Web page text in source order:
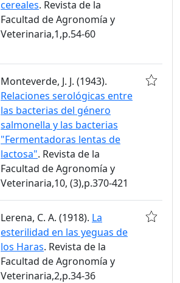
cereales. Revista de la
Facultad de Agronomía y
Veterinaria,1,p.54-60
Monteverde, J. J. (1943).
Relaciones serológicas entre
las bacterias del género
salmonella y las bacterias
"Fermentadoras lentas de
lactosa". Revista de la
Facultad de Agronomía y
Veterinaria,10, (3),p.370-421
Lerena, C. A. (1918). La
esterilidad en las yeguas de
los Haras. Revista de la
Facultad de Agronomía y
Veterinaria,2,p.34-36